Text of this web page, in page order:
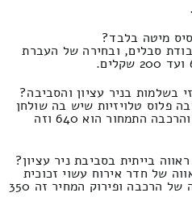
מיטה בלבד?
סבלים, ובחירה של העברת
בשלמות בניר עציון והסביבה?
פלוס טלויזיות שיש בה שולחן
סלון בסינתזה של לבצע פירוק והרכבה התמחור הוא 640 וזה
בייתית בסביבת ניר עציון?
של חדר אירוח עשוי זכוכית
או מעצים או מגבס באינטגרציה של הרכבה ופירוק המחיר זה 350